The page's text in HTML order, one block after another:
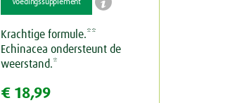
Voedingssupplement
Krachtige formule.**
Echinacea ondersteunt de
weerstand.*
€ 18,99